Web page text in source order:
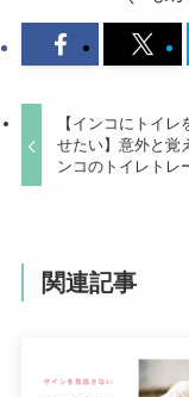
【インコにトイレ
せたい】意外と覚
ンコのトイレトレ
関連記事